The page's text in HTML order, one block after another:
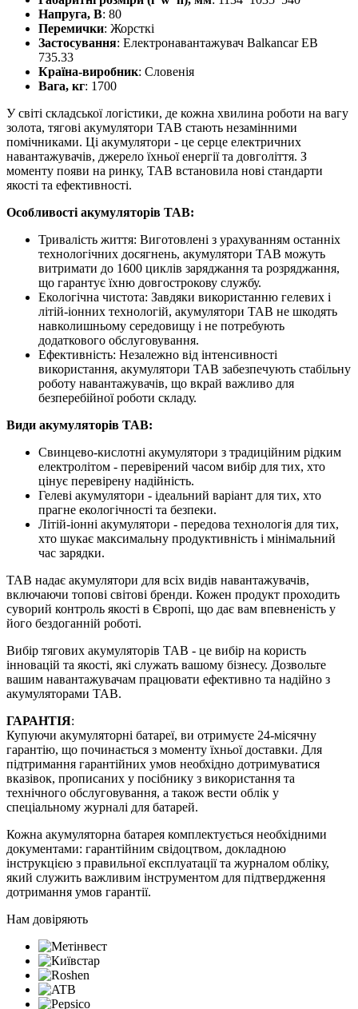
Напруга, В: 80
Перемички: Жорсткі
Застосування: Електронавантажувач Balkancar ЕВ
735.33
Країна-виробник: Словенія
Вага, кг: 1700
У світі складської логістики, де кожна хвилина роботи на вагу
золота, тягові акумулятори TAB стають незамінними
помічниками. Ці акумулятори - це серце електричних
навантажувачів, джерело їхньої енергії та довголіття. З
моменту появи на ринку, TAB встановила нові стандарти
якості та ефективності.
Особливості акумуляторів TAB:
Тривалість життя: Виготовлені з урахуванням останніх
технологічних досягнень, акумулятори TAB можуть
витримати до 1600 циклів заряджання та розряджання,
що гарантує їхню довгострокову службу.
Екологічна чистота: Завдяки використанню гелевих і
літій-іонних технологій, акумулятори TAB не шкодять
навколишньому середовищу і не потребують
додаткового обслуговування.
Ефективність: Незалежно від інтенсивності
використання, акумулятори TAB забезпечують стабільну
роботу навантажувачів, що вкрай важливо для
безперебійної роботи складу.
Види акумуляторів TAB:
Свинцево-кислотні акумулятори з традиційним рідким
електролітом - перевірений часом вибір для тих, хто
цінує перевірену надійність.
Гелеві акумулятори - ідеальний варіант для тих, хто
прагне екологічності та безпеки.
Літій-іонні акумулятори - передова технологія для тих,
хто шукає максимальну продуктивність і мінімальний
час зарядки.
TAB надає акумулятори для всіх видів навантажувачів,
включаючи топові світові бренди. Кожен продукт проходить
суворий контроль якості в Європі, що дає вам впевненість у
його бездоганній роботі.
Вибір тягових акумуляторів TAB - це вибір на користь
інновацій та якості, які служать вашому бізнесу. Дозвольте
вашим навантажувачам працювати ефективно та надійно з
акумуляторами TAB.
ГАРАНТІЯ:
Купуючи акумуляторні батареї, ви отримуєте 24-місячну
гарантію, що починається з моменту їхньої доставки. Для
підтримання гарантійних умов необхідно дотримуватися
вказівок, прописаних у посібнику з використання та
технічного обслуговування, а також вести облік у
спеціальному журналі для батарей.
Кожна акумуляторна батарея комплектується необхідними
документами: гарантійним свідоцтвом, докладною
інструкцією з правильної експлуатації та журналом обліку,
який служить важливим інструментом для підтвердження
дотримання умов гарантії.
Нам довіряють